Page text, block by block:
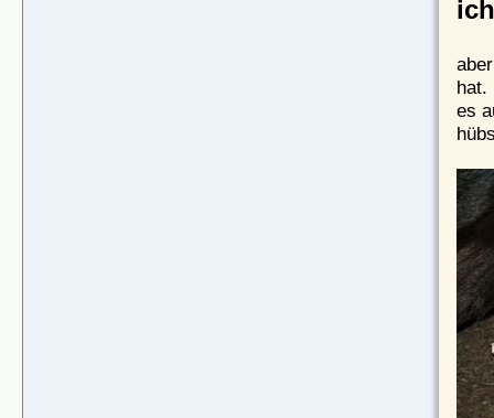
hat.
es